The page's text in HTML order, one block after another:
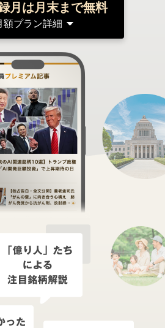
月は月末まで無料
額プラン詳細